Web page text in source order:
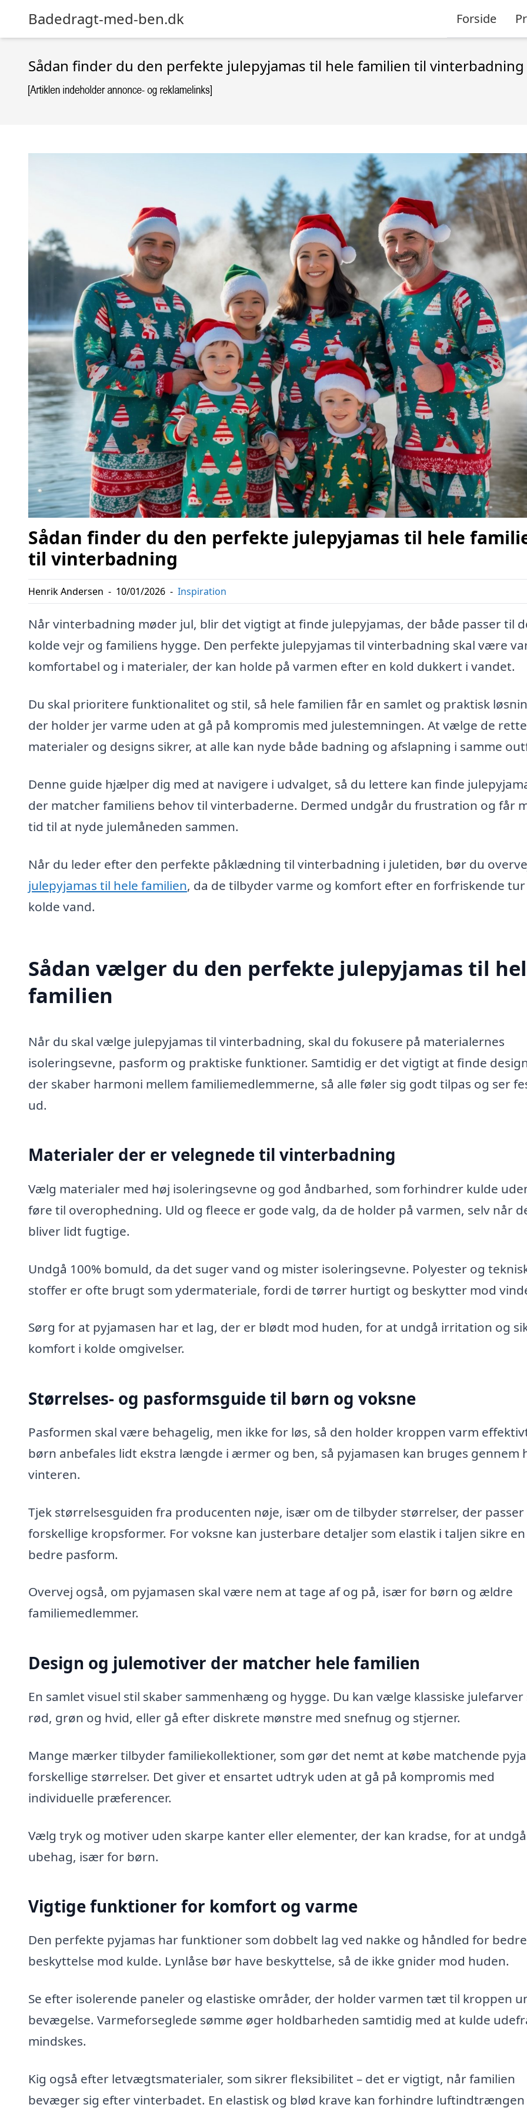
Badedragt-med-ben.dk Forside
Sådan finder du den perfekte julepyjamas til hele familien til vinterbadning
Sådan finder du den perfekte julepyjamas til hele
til vinterbadning
Henrik Andersen - 10/01/2026 - Inspiration
Når vinterbadning møder jul, blir det vigtigt at finde julepyjamas, der både passer til
kolde vejr og familiens hygge. Den perfekte julepyjamas til vinterbadning skal være
komfortabel og i materialer, der kan holde på varmen efter en kold dukkert i vandet.
Du skal prioritere funktionalitet og stil, så hele familien får en samlet og praktisk
der holder jer varme uden at gå på kompromis med julestemningen. At vælge de rette
materialer og designs sikrer, at alle kan nyde både badning og afslapning i samme
Denne guide hjælper dig med at navigere i udvalget, så du lettere kan finde
der matcher familiens behov til vinterbaderne. Dermed undgår du frustration og får
tid til at nyde julemåneden sammen.
Når du leder efter den perfekte påklædning til vinterbadning i juletiden, bør du
julepyjamas til hele familien, da de tilbyder varme og komfort efter en forfriskende
kolde vand.
Sådan vælger du den perfekte julepyjamas til
familien
Når du skal vælge julepyjamas til vinterbadning, skal du fokusere på materialernes
isoleringsevne, pasform og praktiske funktioner. Samtidig er det vigtigt at finde
der skaber harmoni mellem familiemedlemmerne, så alle føler sig godt tilpas og ser
ud.
Materialer der er velegnede til vinterbadning
Vælg materialer med høj isoleringsevne og god åndbarhed, som forhindrer kulde
føre til overophedning. Uld og fleece er gode valg, da de holder på varmen, selv når
bliver lidt fugtige.
Undgå 100% bomuld, da det suger vand og mister isoleringsevne. Polyester og
stoffer er ofte brugt som ydermateriale, fordi de tørrer hurtigt og beskytter mod
Sørg for at pyjamasen har et lag, der er blødt mod huden, for at undgå irritation og
komfort i kolde omgivelser.
Størrelses- og pasformsguide til børn og voksne
Pasformen skal være behagelig, men ikke for løs, så den holder kroppen varm
børn anbefales lidt ekstra længde i ærmer og ben, så pyjamasen kan bruges gennem
vinteren.
Tjek størrelsesguiden fra producenten nøje, især om de tilbyder størrelser, der passer
forskellige kropsformer. For voksne kan justerbare detaljer som elastik i taljen sikre en
bedre pasform.
Overvej også, om pyjamasen skal være nem at tage af og på, især for børn og ældre
familiemedlemmer.
Design og julemotiver der matcher hele familien
En samlet visuel stil skaber sammenhæng og hygge. Du kan vælge klassiske julefarver
rød, grøn og hvid, eller gå efter diskrete mønstre med snefnug og stjerner.
Mange mærker tilbyder familiekollektioner, som gør det nemt at købe matchende
forskellige størrelser. Det giver et ensartet udtryk uden at gå på kompromis med
individuelle præferencer.
Vælg tryk og motiver uden skarpe kanter eller elementer, der kan kradse, for at undgå
ubehag, især for børn.
Vigtige funktioner for komfort og varme
Den perfekte pyjamas har funktioner som dobbelt lag ved nakke og håndled for bedre
beskyttelse mod kulde. Lynlåse bør have beskyttelse, så de ikke gnider mod huden.
Se efter isolerende paneler og elastiske områder, der holder varmen tæt til kroppen
bevægelse. Varmeforseglede sømme øger holdbarheden samtidig med at kulde
mindskes.
Kig også efter letvægtsmaterialer, som sikrer fleksibilitet – det er vigtigt, når familien
bevæger sig efter vinterbadet. En elastisk og blød krave kan forhindre luftindtrængen